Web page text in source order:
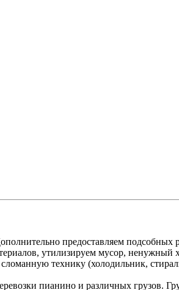
предоставляем подсобных
утилизируем мусор,
технику (холодильник,
пианино и различных грузов.